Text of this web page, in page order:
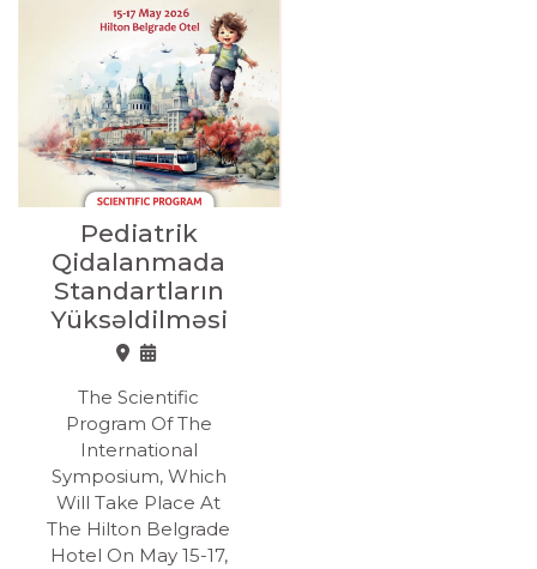
Pediatrik
Qidalanmada
Standartların
Yüksəldilməsi
The Scientific
Program Of The
International
Symposium, Which
Will Take Place At
The Hilton Belgrade
Hotel On May 15-17,